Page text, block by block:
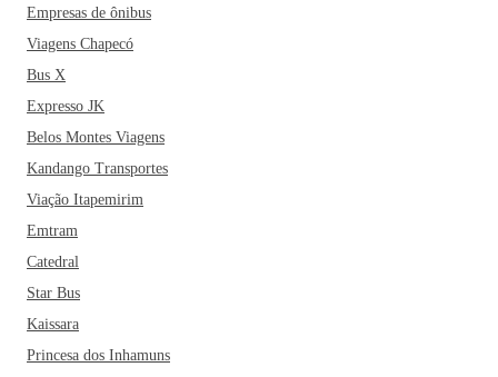
Empresas de ônibus
Viagens Chapecó
Bus X
Expresso JK
Belos Montes Viagens
Kandango Transportes
Viação Itapemirim
Emtram
Catedral
Star Bus
Kaissara
Princesa dos Inhamuns